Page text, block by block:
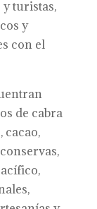
y turistas,
y
con el
de cabra
cacao,